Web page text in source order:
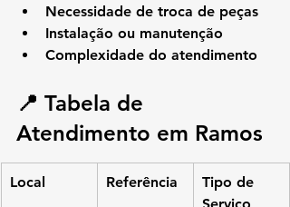
Necessidade de troca de peças
Instalação ou manutenção
Complexidade do atendimento
📍 Tabela de
Atendimento em Ramos
Local Referência
Tipo de